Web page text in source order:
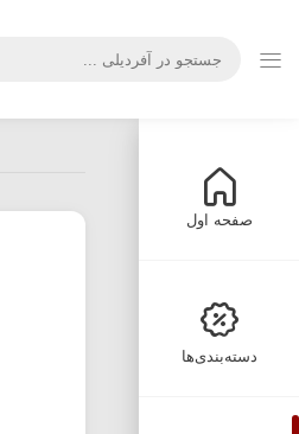
صفحه اول
دسته‌بندی‌ها